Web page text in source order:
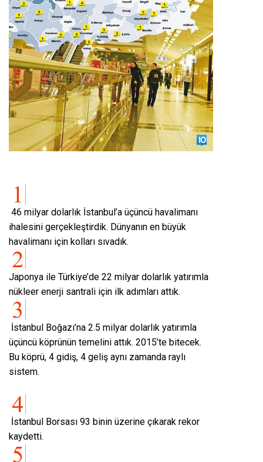
46 milyar dolarlık İstanbul’a üçüncü havalimanı
ihalesini gerçekleştirdik. Dünyanın en büyük
havalimanı için kolları sıvadık.
Japonya ile Türkiye’de 22 milyar dolarlık yatırımla
nükleer enerji santrali için ilk adımları attık.
İstanbul Boğazı’na 2.5 milyar dolarlık yatırımla
üçüncü köprünün temelini attık. 2015’te bitecek.
Bu köprü, 4 gidiş, 4 geliş aynı zamanda raylı
sistem.
İstanbul Borsası 93 binin üzerine çıkarak rekor
kaydetti.